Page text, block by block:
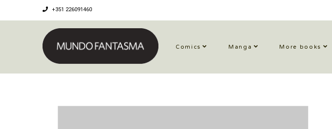
+351 226091460
Comics Manga More books